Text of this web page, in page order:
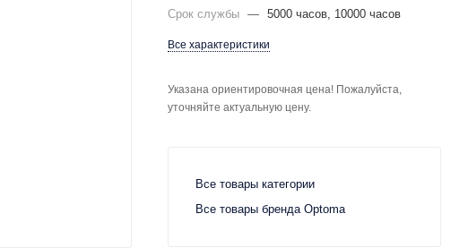
Срок службы — 5000 часов, 10000 часов
Все характеристики
Указана ориентировочная цена! Пожалуйста,
уточняйте актуальную цену.
Все товары категории
Все товары бренда Optoma